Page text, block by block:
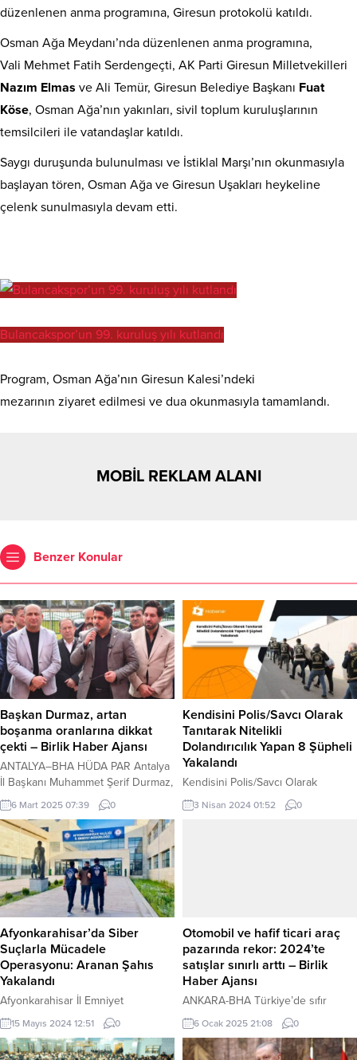
düzenlenen anma programına, Giresun protokolü katıldı.
Osman Ağa Meydanı’nda düzenlenen anma programına,
Vali Mehmet Fatih Serdengeçti, AK Parti Giresun Milletvekilleri
Nazım Elmas ve Ali Temür, Giresun Belediye Başkanı Fuat
Köse, Osman Ağa’nın yakınları, sivil toplum kuruluşlarının
temsilcileri ile vatandaşlar katıldı.
Saygı duruşunda bulunulması ve İstiklal Marşı’nın okunmasıyla
başlayan tören, Osman Ağa ve Giresun Uşakları heykeline
çelenk sunulmasıyla devam etti.
Bulancakspor’un 99. kuruluş yılı kutlandı
Program, Osman Ağa’nın Giresun Kalesi’ndeki
mezarının ziyaret edilmesi ve dua okunmasıyla tamamlandı.
MOBİL REKLAM ALANI
Benzer Konular
Başkan Durmaz, artan
boşanma oranlarına dikkat
çekti – Birlik Haber Ajansı
ANTALYA–BHA HÜDA PAR Antalya
İl Başkanı Muhammet Şerif Durmaz,
açıklanan verilerin aile yapısının
korunması ve güçlendirilmesi adına
ciddi tedbirler alınması gerektiğini
belirtti. Akdeniz Üniversitesinde
Antalya’nın fethi anısına sergi
Açıklamada, modernleşmenin ve
dünyevileşmenin etkisiyle artan
boşanma oranlarının Antalya’da
dikkat çekici seviyelere ulaştığı, bu
durumun da toplumsal yapıyı
derinden etkileyebileceğine vurgu
yapıldı. ...
6 Mart 2025 07:39 0
Kendisini Polis/Savcı Olarak
Tanıtarak Nitelikli
Dolandırıcılık Yapan 8 Şüpheli
Yakalandı
Kendisini Polis/Savcı Olarak
Tanıtarak Nitelikli Dolandırıcılık
Yapan 8 Şüpheli Yakalandı
ve ziynet eşyalarının elden alınması
olaylarına yönelik Antalya
Cumhuriyet Başsavcılığının
talimatları doğrultusunda, Asayiş
Şube Müdürlüğü...
3 Nisan 2024 01:52 0
Afyonkarahisar’da Siber
Suçlarla Mücadele
Operasyonu: Aranan Şahıs
Yakalandı
Afyonkarahisar İl Emniyet
Müdürlüğü Siber Suçlarla Mücadele
Şubesi, “Bilişim Sistemlerinin
Kullanılması Suretiyle Hırsızlık”
15 Mayıs 2024 12:51 0
Otomobil ve hafif ticari araç
pazarında rekor: 2024’te
satışlar sınırlı arttı – Birlik
Haber Ajansı
ANKARA-BHA Türkiye’de sıfır
otomobil ve hafif ticari araç pazarı
2024 yılında bir önceki yıla göre
yüzde 0,5 artışla 1 milyon 238 bin
6 Ocak 2025 21:08 0